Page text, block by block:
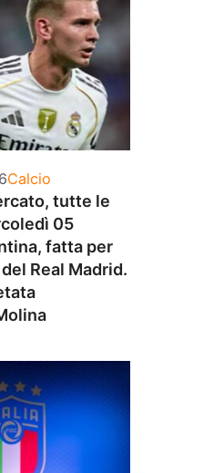
Categorie
Calcio
tutte le
05
fatta per
Real Madrid.